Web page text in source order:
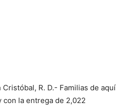
Cristóbal, R. D.- Familias de aquí
la entrega de 2,022